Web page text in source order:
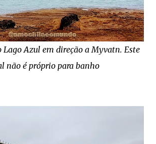
Lago Azul em direção a Myvatn. Este
não é próprio para banho